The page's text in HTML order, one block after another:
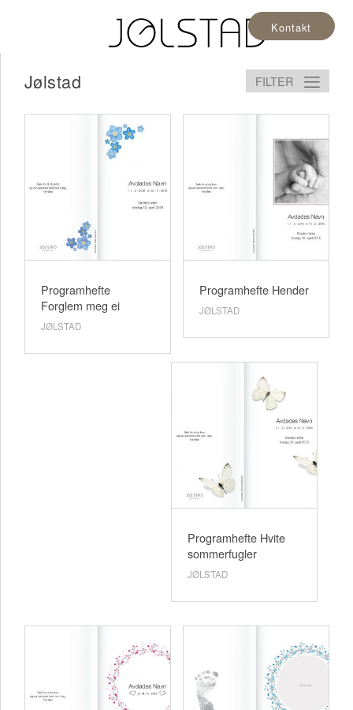
Kontakt
Jølstad FILTER
Programhefte
Forglem meg ei
JØLSTAD
Programhefte Hender
JØLSTAD
Programhefte Hvite
sommerfugler
JØLSTAD